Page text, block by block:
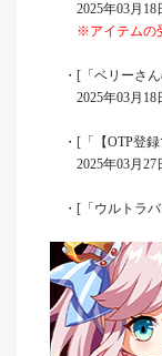
2025年03月18日
※アイテムの
・[「ベリーさん
2025年03月18
・[「【OTP登録
2025年03月27日
・[「ウルトラバ